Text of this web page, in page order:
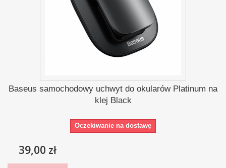
Baseus samochodowy uchwyt do okularów Platinum na
klej Black
Oczekiwanie na dostawę
39,00 zł